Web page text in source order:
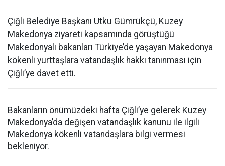
Çiğli Belediye Başkanı Utku Gümrükçü, Kuzey
Makedonya ziyareti kapsamında görüştüğü
Makedonyalı bakanları Türkiye’de yaşayan Makedonya
kökenli yurttaşlara vatandaşlık hakkı tanınması için
Çiğli’ye davet etti.
Bakanların önümüzdeki hafta Çiğli’ye gelerek Kuzey
Makedonya’da değişen vatandaşlık kanunu ile ilgili
Makedonya kökenli vatandaşlara bilgi vermesi
bekleniyor.